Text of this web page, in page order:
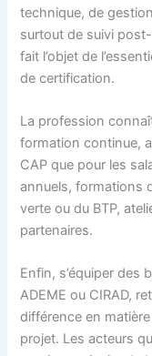
technique, de
surtout de suivi
fait l’objet de
de certification.
La profession
formation continue,
CAP que pour les
annuels, formations
verte ou du BTP,
partenaires.
Enfin, s’équiper des
ADEME ou CIRAD,
différence en
projet. Les acteurs